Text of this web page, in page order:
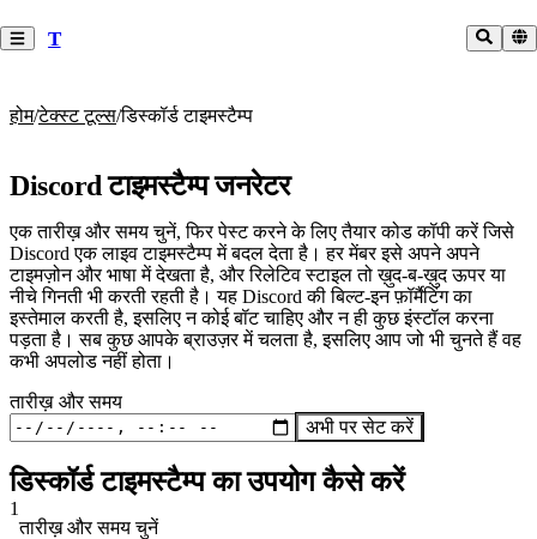
T
होम/टेक्स्ट टूल्स/डिस्कॉर्ड टाइमस्टैम्प
Discord टाइमस्टैम्प जनरेटर
एक तारीख़ और समय चुनें, फिर पेस्ट करने के लिए तैयार कोड कॉपी करें जिसे
Discord एक लाइव टाइमस्टैम्प में बदल देता है। हर मेंबर इसे अपने अपने
टाइमज़ोन और भाषा में देखता है, और रिलेटिव स्टाइल तो ख़ुद-ब-ख़ुद ऊपर या
नीचे गिनती भी करती रहती है। यह Discord की बिल्ट-इन फ़ॉर्मैटिंग का
इस्तेमाल करती है, इसलिए न कोई बॉट चाहिए और न ही कुछ इंस्टॉल करना
पड़ता है। सब कुछ आपके ब्राउज़र में चलता है, इसलिए आप जो भी चुनते हैं वह
कभी अपलोड नहीं होता।
तारीख़ और समय
अभी पर सेट करें
डिस्कॉर्ड टाइमस्टैम्प का उपयोग कैसे करें
1
तारीख़ और समय चुनें